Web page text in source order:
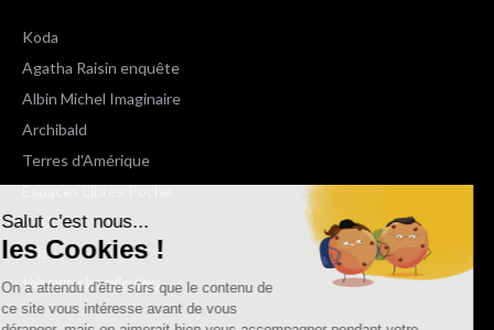
Salut c'est nous...
les Cookies !
On a attendu d'être sûrs que le contenu de
ce site vous intéresse avant de vous
Koda
Agatha Raisin enquête
Albin Michel Imaginaire
Archibald
Terres d'Amérique
Espaces Libres Poche
NOX
Wiz
Voir toutes les collections